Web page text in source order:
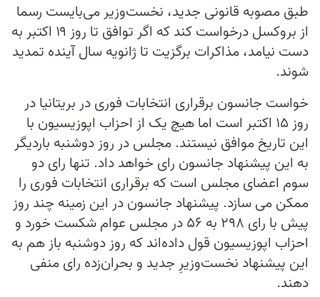
طبق مصوبه قانونی جدید، نخست‌وزیر می‌بایست رسما
از بروکسل درخواست کند که اگر توافق تا روز ۱۹ اکتبر به
دست نیامد، مذاکرات برگزیت تا ژانویه سال آینده تمدید
شوند.
خواست جانسون برقراری انتخابات فوری در بریتانیا در
روز ۱۵ اکتبر است اما هیچ یک از احزاب اپوزیسیون با
این تاریخ موافق نیستند. مجلس در روز دوشنبه باردیگر
به این پیشنهاد جانسون رای خواهد داد. تنها رای دو
سوم اعضای مجلس است که برقراری انتخابات فوری را
ممکن می سازد. پیشنهاد جانسون در این زمینه چند روز
پیش با رای ۲۹۸ به ۵۶ در مجلس عوام شکست خورد و
احزاب اپوزیسیون قول داده‌اند که روز دوشنبه باز هم به
این پیشنهاد نخست‌وزیرِ جدید و بحران‌زده رای منفی
دهند.